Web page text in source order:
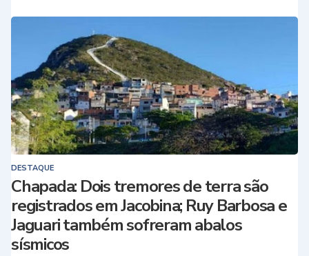
DESTAQUE
Chapada: Dois tremores de terra são
registrados em Jacobina; Ruy Barbosa e
Jaguari também sofreram abalos
sísmicos